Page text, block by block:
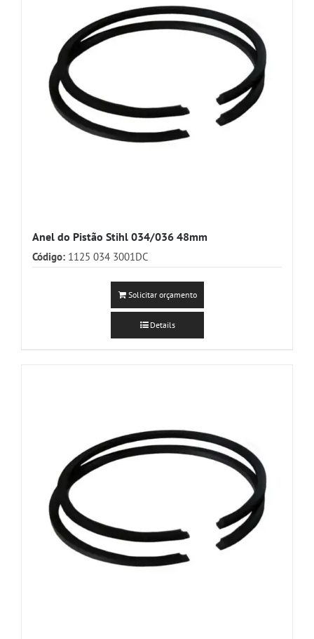
Anel do Pistão Stihl 034/036 48mm
Código: 1125 034 3001DC
Solicitar orçamento
Details